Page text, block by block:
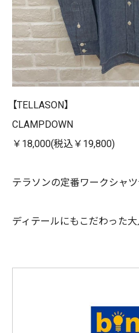
【TELLASON】
CLAMPDOWN
￥18,000(税込￥19,800)
テラソンの定番ワークシャ
ディテールにもこだわった大